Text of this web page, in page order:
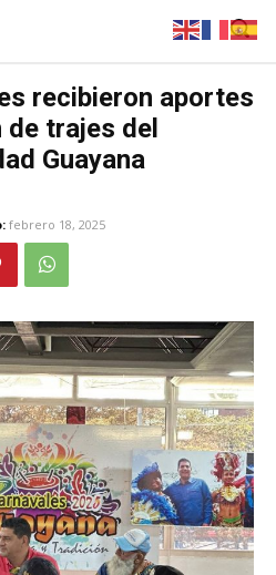
recibieron aportes
de trajes del
Guayana
febrero 18, 2025